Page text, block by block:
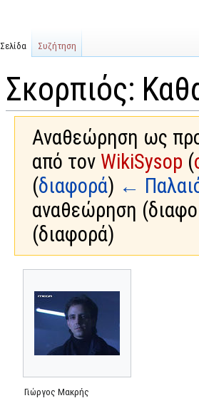
Σκορπιός:
Αναθεώρηση ως
από τον WikiSysop (
(διαφορά) ←
αναθεώρηση
(διαφορά)
πλοήγηση
αναζήτηση
Γιώργος Μακρής
Σελίδα Συζήτηση